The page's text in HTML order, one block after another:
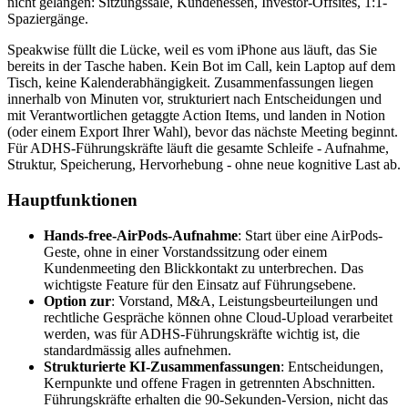
Spaziergänge.
Speakwise füllt die Lücke, weil es vom iPhone aus läuft, das Sie
bereits in der Tasche haben. Kein Bot im Call, kein Laptop auf dem
Tisch, keine Kalenderabhängigkeit. Zusammenfassungen liegen
innerhalb von Minuten vor, strukturiert nach Entscheidungen und
mit Verantwortlichen getaggte Action Items, und landen in Notion
(oder einem Export Ihrer Wahl), bevor das nächste Meeting beginnt.
Für ADHS-Führungskräfte läuft die gesamte Schleife - Aufnahme,
Struktur, Speicherung, Hervorhebung - ohne neue kognitive Last ab.
Hauptfunktionen
Hands-free-AirPods-Aufnahme: Start über eine AirPods-
Geste, ohne in einer Vorstandssitzung oder einem
Kundenmeeting den Blickkontakt zu unterbrechen. Das
wichtigste Feature für den Einsatz auf Führungsebene.
Option zur: Vorstand, M&A, Leistungsbeurteilungen und
rechtliche Gespräche können ohne Cloud-Upload verarbeitet
werden, was für ADHS-Führungskräfte wichtig ist, die
standardmässig alles aufnehmen.
Strukturierte KI-Zusammenfassungen: Entscheidungen,
Kernpunkte und offene Fragen in getrennten Abschnitten.
Führungskräfte erhalten die 90-Sekunden-Version, nicht das